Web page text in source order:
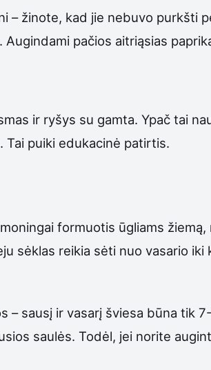
– žinote, kad jie nebuvo purkšti
pačios aitriąsias
ir ryšys su gamta. Ypač tai
Tai puiki edukacinė patirtis.
formuotis ūgliams
sėklas reikia sėti nuo vasario
sausį ir vasarį šviesa būna tik
saulės. Todėl, jei norite